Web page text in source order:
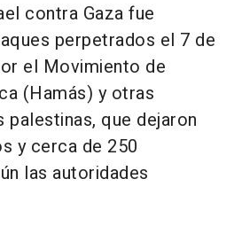
contra Gaza fue
perpetrados el 7 de
el Movimiento de
(Hamás) y otras
que dejaron
y cerca de 250
las autoridades